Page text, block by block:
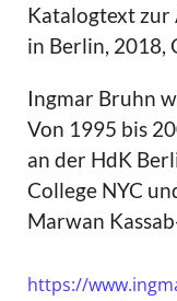
Katalogtext zur
in Berlin, 2018,
Ingmar Bruhn
Von 1995 bis
an der HdK
College NYC
Marwan
https://